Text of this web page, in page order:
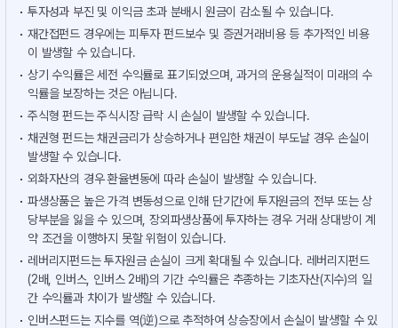
투자성과 부진 및 이익금 초과 분배시 원금이 감소될 수 있습니다.
재간접펀드 경우에는 피투자 펀드보수 및 증권거래비용 등 추가적인 비용
이 발생할 수 있습니다.
상기 수익률은 세전 수익률로 표기되었으며, 과거의 운용실적이 미래의 수
익률을 보장하는 것은 아닙니다.
주식형 펀드는 주식시장 급락 시 손실이 발생할 수 있습니다.
채권형 펀드는 채권금리가 상승하거나 편입한 채권이 부도날 경우 손실이
발생할 수 있습니다.
외화자산의 경우 환율변동에 따라 손실이 발생할 수 있습니다.
파생상품은 높은 가격 변동성으로 인해 단기간에 투자원금의 전부 또는 상
당부분을 잃을 수 있으며, 장외파생상품에 투자하는 경우 거래 상대방이 계
약 조건을 이행하지 못할 위험이 있습니다.
레버리지펀드는 투자원금 손실이 크게 확대될 수 있습니다. 레버리지펀드
(2배, 인버스, 인버스 2배)의 기간 수익률은 추종하는 기초자산(지수)의 일
간 수익률과 차이가 발생할 수 있습니다.
인버스펀드는 지수를 역(逆)으로 추적하여 상승장에서 손실이 발생할 수 있